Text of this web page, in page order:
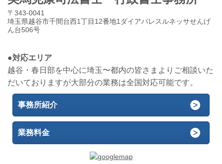
〒343-0041
埼玉県越谷市千間台西1丁目12番地1ダイアパレスルネッサせんげ
ん台506号
●対応エリア
越谷・春日部を中心に埼玉〜都内の皆さまよりご相談いた
だいておりますが大部分の業務は全国対応可能です。
事務所紹介
業務料金